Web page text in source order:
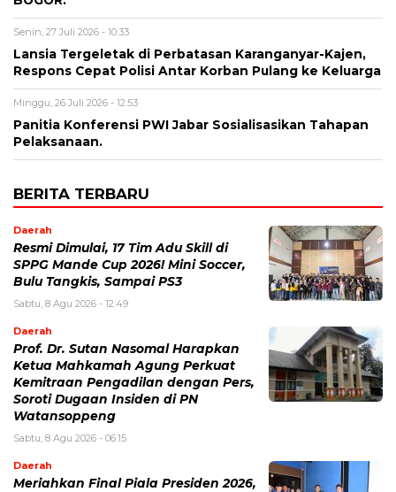
Senin, 27 Juli 2026 - 10:33
Lansia Tergeletak di Perbatasan Karanganyar-Kajen,
Respons Cepat Polisi Antar Korban Pulang ke Keluarga
Minggu, 26 Juli 2026 - 12:53
Panitia Konferensi PWI Jabar Sosialisasikan Tahapan
Pelaksanaan.
BERITA TERBARU
Daerah
Resmi Dimulai, 17 Tim Adu Skill di
SPPG Mande Cup 2026! Mini Soccer,
Bulu Tangkis, Sampai PS3
Sabtu, 8 Agu 2026 - 12:49
Daerah
Prof. Dr. Sutan Nasomal Harapkan
Ketua Mahkamah Agung Perkuat
Kemitraan Pengadilan dengan Pers,
Soroti Dugaan Insiden di PN
Watansoppeng
Sabtu, 8 Agu 2026 - 06:15
Daerah
Meriahkan Final Piala Presiden 2026,